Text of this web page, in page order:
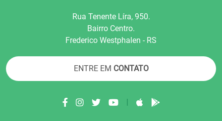
Rua Tenente Líra, 950.
Bairro Centro.
Frederico Westphalen - RS
ENTRE EM CONTATO